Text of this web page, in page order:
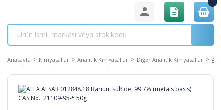
Anasayfa Kimyasallar Analitik Kimyasallar Diğer Analitik Kimyasallar